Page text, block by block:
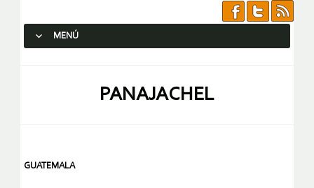
MENÚ
PANAJACHEL
GUATEMALA